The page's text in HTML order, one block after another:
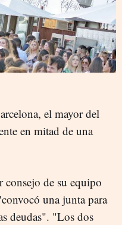
el mayor del
en mitad de una
consejo de su equipo
una junta para
deudas". "Los dos